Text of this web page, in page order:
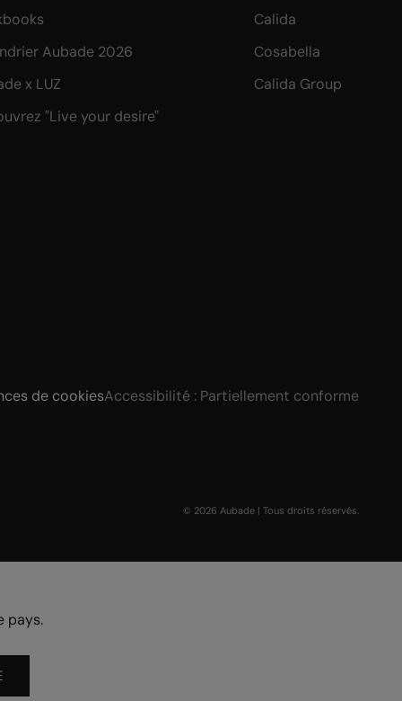
Aubade 2026
x LUZ
"Live your desire"
Calida
Cosabella
Calida Group
de cookiesAccessibilité : Partiellement conforme
© 2026 Aubade | Tous droits réservés.
pays.